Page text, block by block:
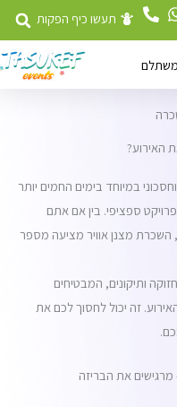
תעשו כיף הפקות
האירוע?
במיוחד בימים החמים יותר
ספציפי. בין אם אתם
השכרת מצנן אוויר מציעה מספר
ותיקונים, המבטיחים
זה יכול לחסוך לכם את